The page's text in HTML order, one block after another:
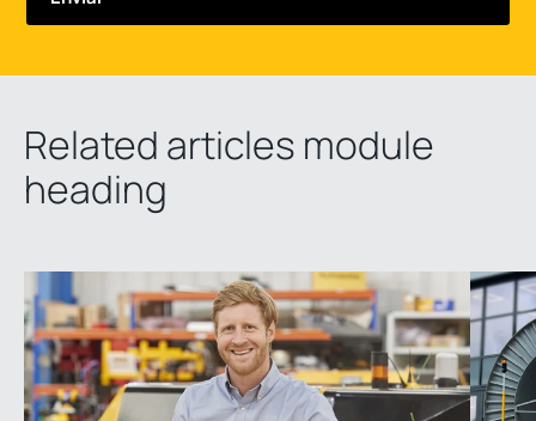
Related articles module
heading